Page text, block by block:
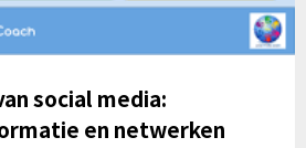
social media:
en netwerken